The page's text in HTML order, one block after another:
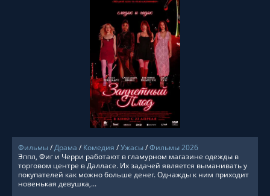
СМОТРЕТЬ ОНЛАЙН
Фильмы/Драма / Комедия /Ужасы/Фильмы 2026
Эппл, Фиг и Черри работают в гламурном магазине одежды в
торговом центре в Далласе. Их задачей является выманивать у
покупателей как можно больше денег. Однажды к ним приходит
новенькая девушка,...